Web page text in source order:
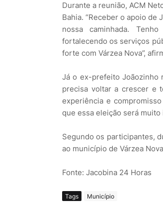
Durante a reunião, ACM
Bahia. “Receber o apoio
nossa caminhada.
fortalecendo os serviços
forte com Várzea Nova”,
Já o ex-prefeito Joãozinho
precisa voltar a crescer e
experiência e
que essa eleição será
Segundo os participantes,
ao município de Várzea
Fonte: Jacobina 24 Horas
Tags Município